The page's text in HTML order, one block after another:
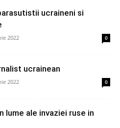
ucraineni si
2022 0
ucrainean
2022 0
lume ale invaziei ruse in